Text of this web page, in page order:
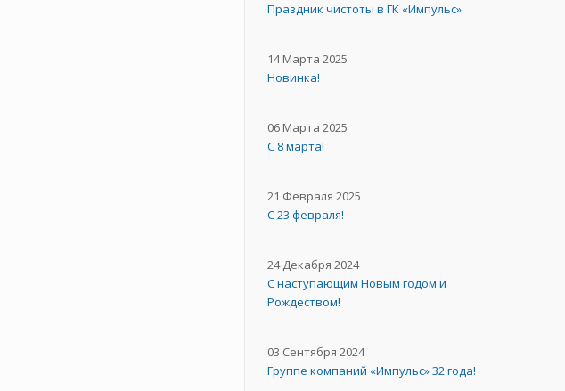
Праздник чистоты в ГК «Импульс»
14 Марта 2025
Новинка!
06 Марта 2025
С 8 марта!
21 Февраля 2025
С 23 февраля!
24 Декабря 2024
С наступающим Новым годом и
Рождеством!
03 Сентября 2024
Группе компаний «Импульс» 32 года!